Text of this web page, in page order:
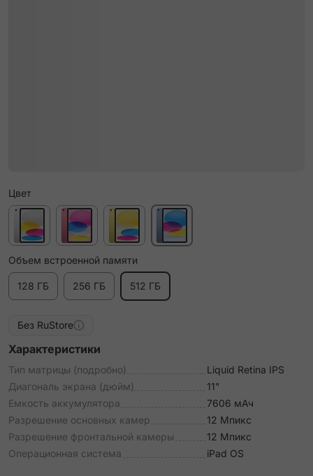
Цвет
Объем встроенной памяти
128 ГБ 256 ГБ 512 ГБ
Без RuStore
Характеристики
Тип матрицы (подробно)
Liquid Retina IPS
Диагональ экрана (дюйм)
11"
Емкость аккумулятора
7606 мАч
Разрешение основных камер
12 Мпикс
Разрешение фронтальной камеры
12 Мпикс
Операционная система
iPad OS